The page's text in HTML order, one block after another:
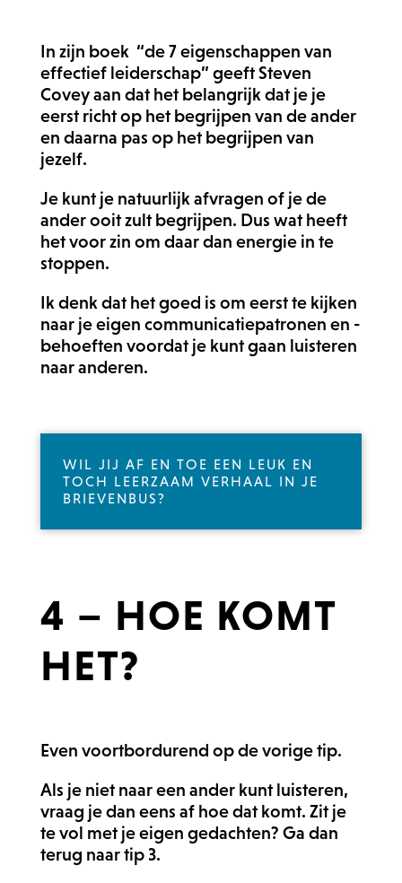
In zijn boek “de 7 eigenschappen van
effectief leiderschap” geeft Steven
Covey aan dat het belangrijk dat je je
eerst richt op het begrijpen van de ander
en daarna pas op het begrijpen van
jezelf.
Je kunt je natuurlijk afvragen of je de
ander ooit zult begrijpen. Dus wat heeft
het voor zin om daar dan energie in te
stoppen.
Ik denk dat het goed is om eerst te kijken
naar je eigen communicatiepatronen en -
behoeften voordat je kunt gaan luisteren
naar anderen.
WIL JIJ AF EN TOE EEN LEUK EN
TOCH LEERZAAM VERHAAL IN JE
BRIEVENBUS?
4 – HOE KOMT
HET?
Even voortbordurend op de vorige tip.
Als je niet naar een ander kunt luisteren,
vraag je dan eens af hoe dat komt. Zit je
te vol met je eigen gedachten? Ga dan
terug naar tip 3.